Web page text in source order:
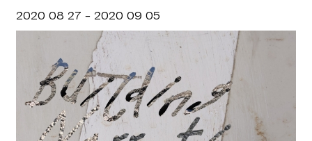
2020 08 27 – 2020 09 05